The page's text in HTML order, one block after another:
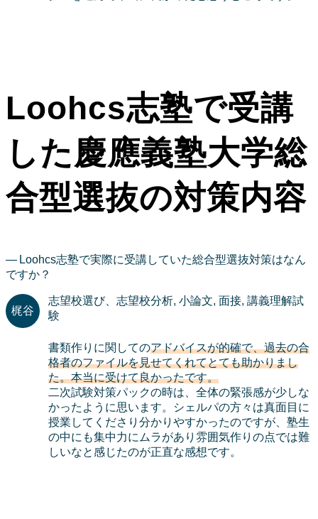
Loohcs志塾で受講
した慶應義塾大学総
合型選抜の対策内容
Loohcs志塾で実際に受講していた総合型選抜対策はなん
ですか？
志望校選び、志望校分析, 小論文, 面接, 講義理解試
験
書類作りに関してのアドバイスが的確で、過去の合
格者のファイルを見せてくれてとても助かりまし
た。本当に受けて良かったです。
二次試験対策パックの時は、全体の緊張感が少しな
かったように思います。シェルパの方々は真面目に
授業してくださり分かりやすかったのですが、塾生
の中にも集中力にムラがあり雰囲気作りの点では難
しいなと感じたのが正直な感想です。